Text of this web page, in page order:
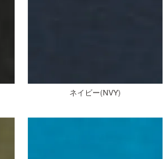
ネイビー(NVY)